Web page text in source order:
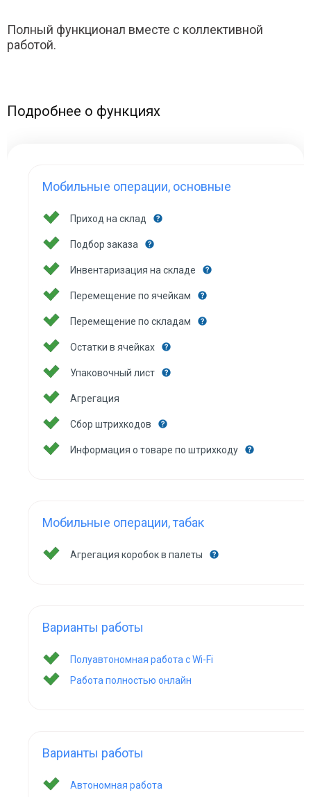
Полный функционал вместе с коллективной
работой.
Подробнее о функциях
Мобильные операции, основные
Приход на склад
Подбор заказа
Инвентаризация на складе
Перемещение по ячейкам
Перемещение по складам
Остатки в ячейках
Упаковочный лист
Агрегация
Сбор штрихкодов
Информация о товаре по штрихкоду
Мобильные операции, табак
Агрегация коробок в палеты
Варианты работы
Полуавтономная работа с Wi-Fi
Работа полностью онлайн
Варианты работы
Автономная работа